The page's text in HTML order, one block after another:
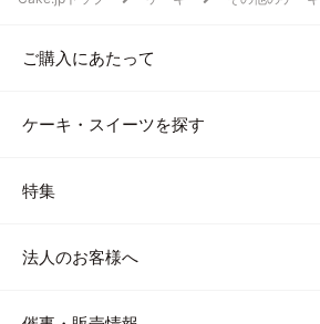
ご購入にあたって
ケーキ・スイーツを探す
特集
法人のお客様へ